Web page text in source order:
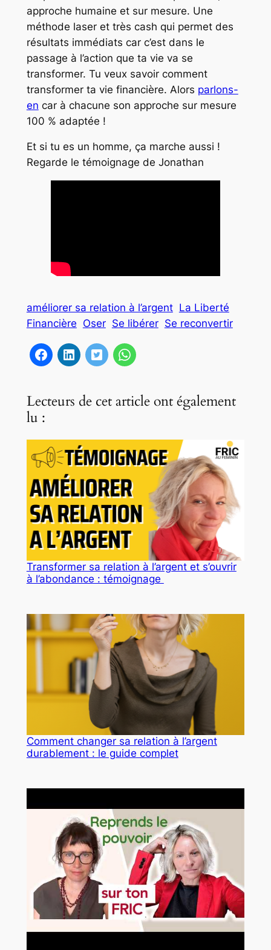
approche humaine et sur mesure. Une
méthode laser et très cash qui permet des
résultats immédiats car c’est dans le
passage à l’action que ta vie va se
transformer. Tu veux savoir comment
transformer ta vie financière. Alors parlons-
en car à chacune son approche sur mesure
100 % adaptée !
Et si tu es un homme, ça marche aussi !
Regarde le témoignage de Jonathan
améliorer sa relation à l’argent La Liberté
Financière Oser Se libérer Se reconvertir
Lecteurs de cet article ont également
lu :
Transformer sa relation à l’argent et s’ouvrir
à l’abondance : témoignage
Comment changer sa relation à l’argent
durablement : le guide complet